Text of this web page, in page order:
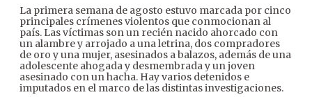
La primera semana de agosto estuvo marcada por cinco
principales crímenes violentos que conmocionan al
país. Las víctimas son un recién nacido ahorcado con
un alambre y arrojado a una letrina, dos compradores
de oro y una mujer, asesinados a balazos, además de una
adolescente ahogada y desmembrada y un joven
asesinado con un hacha. Hay varios detenidos e
imputados en el marco de las distintas investigaciones.